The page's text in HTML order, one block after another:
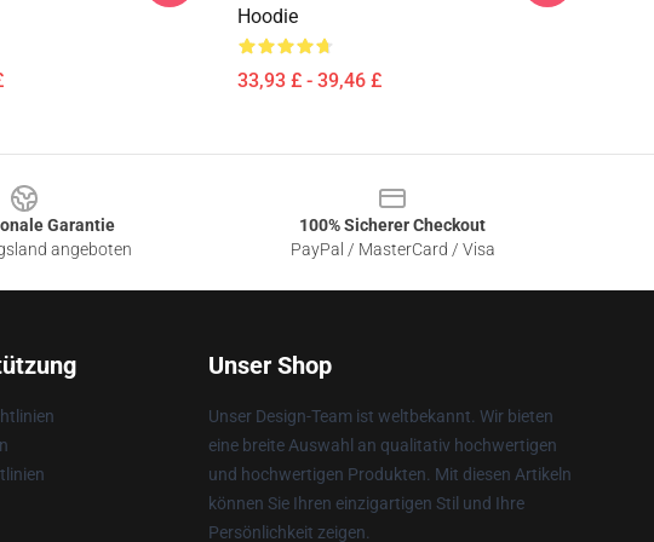
Hoodie
33,93 £ - 39,46 £
Garantie
angeboten
100% Sicherer Checkout
PayPal / MasterCard / Visa
Unser Shop
Unser Design-Team ist weltbekannt. Wir bieten
eine breite Auswahl an qualitativ hochwertigen
und hochwertigen Produkten. Mit diesen Artikeln
können Sie Ihren einzigartigen Stil und Ihre
Persönlichkeit zeigen.